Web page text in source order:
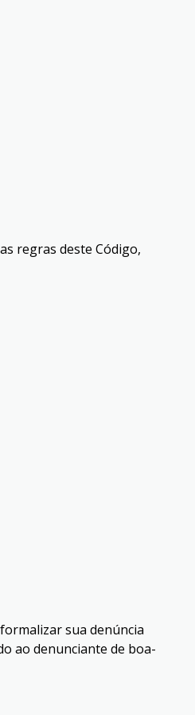
regras deste Código,
sua denúncia
ao denunciante de boa-